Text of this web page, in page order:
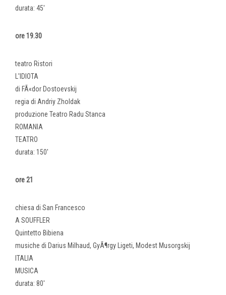
durata: 45'
ore 19.30
teatro Ristori
L'IDIOTA
di FÃ«dor Dostoevskij
regia di Andriy Zholdak
produzione Teatro Radu Stanca
ROMANIA
TEATRO
durata: 150'
ore 21
chiesa di San Francesco
A SOUFFLER
Quintetto Bibiena
musiche di Darius Milhaud, GyÃ¶rgy Ligeti, Modest Musorgskij
ITALIA
MUSICA
durata: 80'